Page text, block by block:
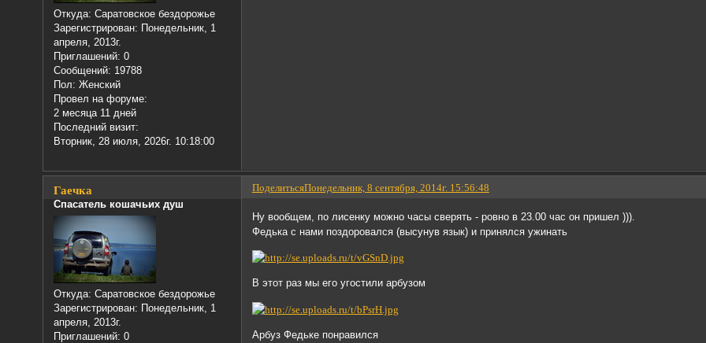
Откуда: Саратовское бездорожье
Зарегистрирован: Понедельник, 1
апреля, 2013г.
Приглашений: 0
Сообщений: 19788
Пол: Женский
Провел на форуме:
2 месяца 11 дней
Последний визит:
Вторник, 28 июля, 2026г. 10:18:00
ПоделитьсяПонедельник, 8 сентября, 2014г. 15:56:48
Гаечка
Спасатель кошачьих душ
Откуда: Саратовское бездорожье
Зарегистрирован: Понедельник, 1
апреля, 2013г.
Приглашений: 0
Ну вообщем, по лисенку можно часы сверять - ровно в 23.00 час он пришел ))).
Федька с нами поздоровался (высунув язык) и принялся ужинать
В этот раз мы его угостили арбузом
Арбуз Федьке понравился